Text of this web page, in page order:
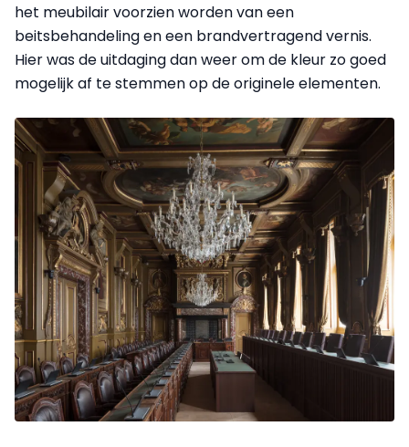
het meubilair voorzien worden van een
beitsbehandeling en een brandvertragend vernis.
Hier was de uitdaging dan weer om de kleur zo goed
mogelijk af te stemmen op de originele elementen.